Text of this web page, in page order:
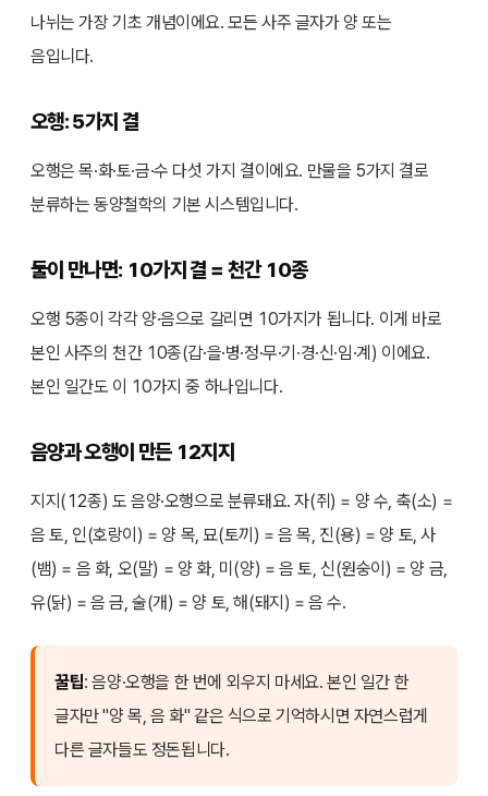
나뉘는 가장 기초 개념이에요. 모든 사주 글자가 양 또는
음입니다.
오행: 5가지 결
오행은 목·화·토·금·수 다섯 가지 결이에요. 만물을 5가지 결로
분류하는 동양철학의 기본 시스템입니다.
둘이 만나면: 10가지 결 = 천간 10종
오행 5종이 각각 양·음으로 갈리면 10가지가 됩니다. 이게 바로
본인 사주의 천간 10종(갑·을·병·정·무·기·경·신·임·계) 이에요.
본인 일간도 이 10가지 중 하나입니다.
음양과 오행이 만든 12지지
지지(12종) 도 음양·오행으로 분류돼요. 자(쥐) = 양 수, 축(소) =
음 토, 인(호랑이) = 양 목, 묘(토끼) = 음 목, 진(용) = 양 토, 사
(뱀) = 음 화, 오(말) = 양 화, 미(양) = 음 토, 신(원숭이) = 양 금,
유(닭) = 음 금, 술(개) = 양 토, 해(돼지) = 음 수.
꿀팁: 음양·오행을 한 번에 외우지 마세요. 본인 일간 한
글자만 "양 목, 음 화" 같은 식으로 기억하시면 자연스럽게
다른 글자들도 정돈됩니다.